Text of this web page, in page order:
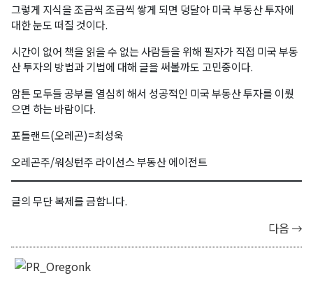
그렇게 지식을 조금씩 조금씩 쌓게 되면 덩달아 미국 부동산 투자에
대한 눈도 떠질 것이다.
시간이 없어 책을 읽을 수 없는 사람들을 위해 필자가 직접 미국 부동
산 투자의 방법과 기법에 대해 글을 써볼까도 고민중이다.
암튼 모두들 공부를 열심히 해서 성공적인 미국 부동산 투자를 이뤘
으면 하는 바람이다.
포틀랜드(오레곤)=최성욱
오레곤주/워싱턴주 라이선스 부동산 에이전트
글의 무단 복제를 금합니다.
다음